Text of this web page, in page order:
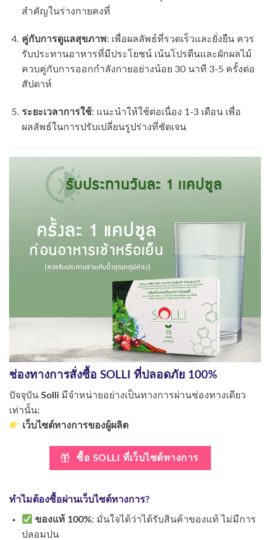
สำคัญในร่างกายคงที่
คู่กับการดูแลสุขภาพ: เพื่อผลลัพธ์ที่รวดเร็วและยั่งยืน ควร
รับประทานอาหารที่มีประโยชน์ เน้นโปรตีนและผักผลไม้
ควบคู่กับการออกกำลังกายอย่างน้อย 30 นาที 3-5 ครั้งต่อ
สัปดาห์
ระยะเวลาการใช้: แนะนำให้ใช้ต่อเนื่อง 1-3 เดือน เพื่อ
ผลลัพธ์ในการปรับเปลี่ยนรูปร่างที่ชัดเจน
ช่องทางการสั่งซื้อ SOLLI ที่ปลอดภัย 100%
ปัจจุบัน Solli มีจำหน่ายอย่างเป็นทางการผ่านช่องทางเดียว
เท่านั้น:
เว็บไซต์ทางการของผู้ผลิต
ซื้อ SOLLI ที่เว็บไซต์ทางการ
ทำไมต้องซื้อผ่านเว็บไซต์ทางการ?
ของแท้ 100%: มั่นใจได้ว่าได้รับสินค้าของแท้ ไม่มีการ
ปลอมปน